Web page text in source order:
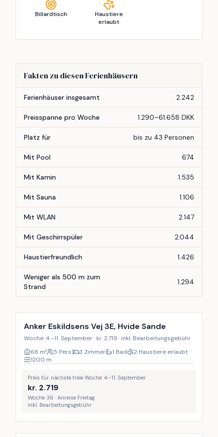
Billardtisch
Haustiere
erlaubt
Fakten zu diesen Ferienhäusern
Ferienhäuser insgesamt 2.242
Preisspanne pro Woche 1.290–61.658 DKK
Platz für bis zu 43 Personen
Mit Pool 674
Mit Kamin 1.535
Mit Sauna 1.106
Mit WLAN 2.147
Mit Geschirrspüler 2.044
Haustierfreundlich 1.426
Weniger als 500 m zum
Strand
1.294
Anker Eskildsens Vej 3E, Hvide Sande
Woche: 4.–11. September · kr. 2.719 · inkl. Bearbeitungsgebühr
68 m² 5 Pers. 3 Zimmer 1 Bad
2 Haustiere erlaubt
1200 m
Preis für nächste freie Woche: 4.–11. September
kr. 2.719
Woche 36 · Anreise Freitag
inkl. Bearbeitungsgebühr